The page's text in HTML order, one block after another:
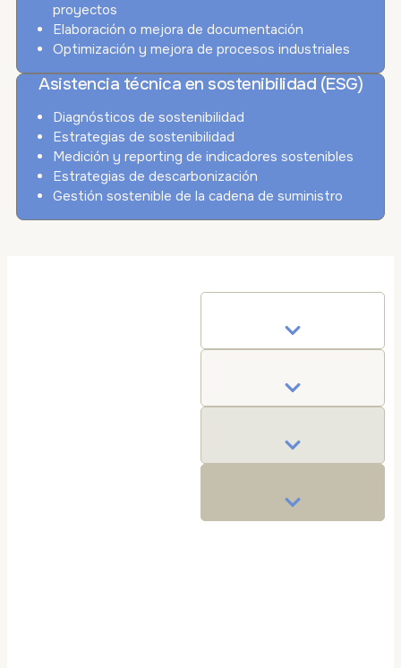
proyectos
Elaboración o mejora de documentación
Optimización y mejora de procesos industriales
Asistencia técnica en sostenibilidad (ESG)
Diagnósticos de sostenibilidad
Estrategias de sostenibilidad
Medición y reporting de indicadores sostenibles
Estrategias de descarbonización
Gestión sostenible de la cadena de suministro